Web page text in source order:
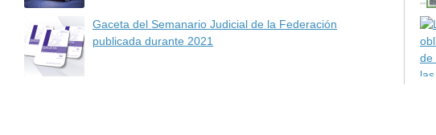
Gaceta del Semanario Judicial de la Federación
publicada durante 2021